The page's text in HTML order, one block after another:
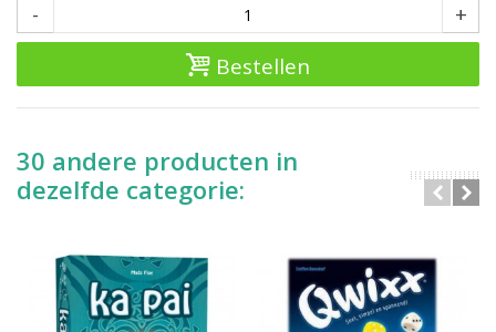
- +
Bestellen
30 andere producten in
dezelfde categorie: